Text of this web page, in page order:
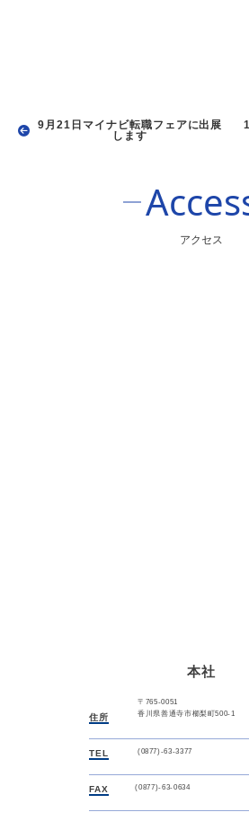
9月21日マイナビ転職フェアに出展
します
アクセス
本社
住所
〒765-0051
香川県善通寺市櫛梨町500-1
TEL (0877)-63-3377
FAX (0877)-63-0634